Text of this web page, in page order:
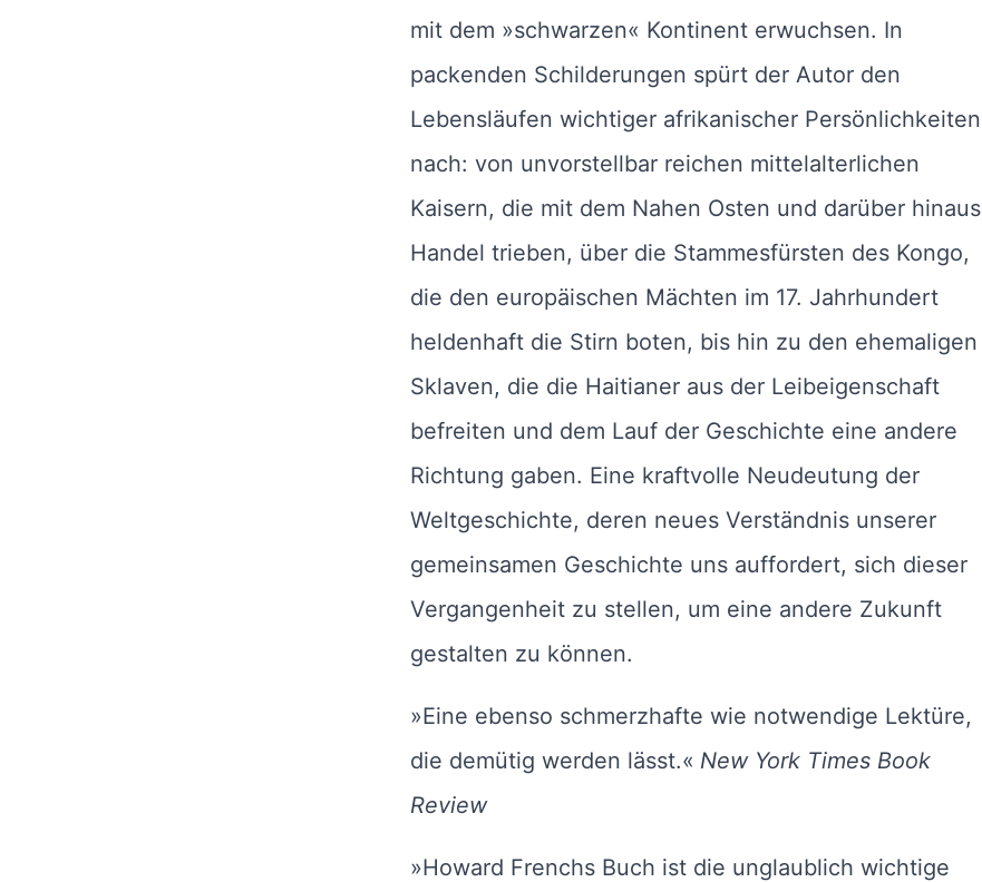
mit dem »schwarzen« Kontinent erwuchsen. In
packenden Schilderungen spürt der Autor den
Lebensläufen wichtiger afrikanischer Persönlichkeiten
nach: von unvorstellbar reichen mittelalterlichen
Kaisern, die mit dem Nahen Osten und darüber hinaus
Handel trieben, über die Stammesfürsten des Kongo,
die den europäischen Mächten im 17. Jahrhundert
heldenhaft die Stirn boten, bis hin zu den ehemaligen
Sklaven, die die Haitianer aus der Leibeigenschaft
befreiten und dem Lauf der Geschichte eine andere
Richtung gaben. Eine kraftvolle Neudeutung der
Weltgeschichte, deren neues Verständnis unserer
gemeinsamen Geschichte uns auffordert, sich dieser
Vergangenheit zu stellen, um eine andere Zukunft
gestalten zu können.
»Eine ebenso schmerzhafte wie notwendige Lektüre,
die demütig werden lässt.« New York Times Book
Review
»Howard Frenchs Buch ist die unglaublich wichtige